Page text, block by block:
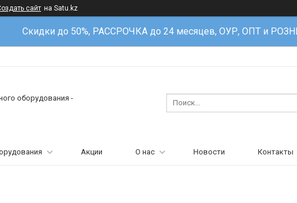
сайт на Satu.kz
Скидки до 50%, РАССРОЧКА до 24 месяцев, ОУР, ОПТ и
оборудования -
Акции О нас Новости Контакты